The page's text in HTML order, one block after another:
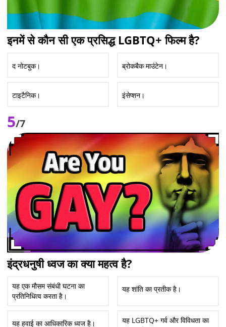
इनमें से कौन सी एक प्रसिद्ध LGBTQ+ फिल्म है?
द नोटबुक। ब्रोकबैक माउंटेन।
टाइटैनिक। इंसेप्शन।
5/7
इंद्रधनुषी ध्वज का क्या महत्व है?
यह एक मौसम संबंधी घटना का
प्रतिनिधित्व करता है।
यह शांति का प्रतीक है।
यह हवाई का आधिकारिक ध्वज है।
यह LGBTQ+ गर्व और विविधता का